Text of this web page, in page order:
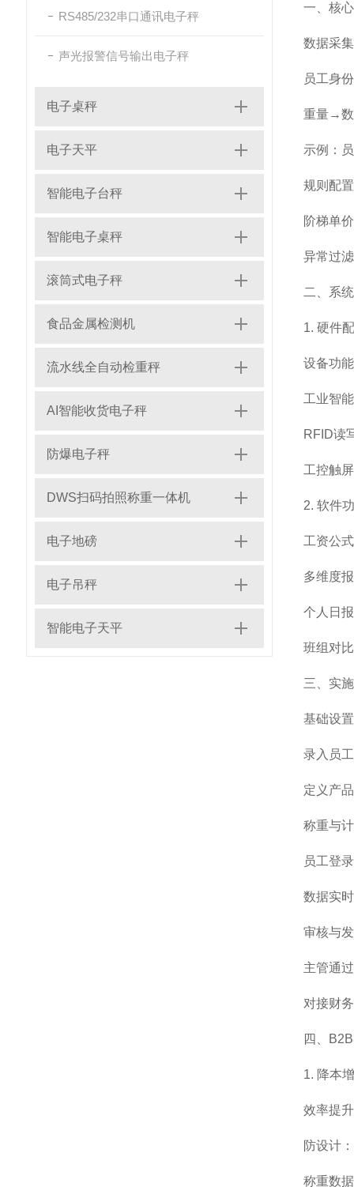
RS485/232串口通讯电子秤
声光报警信号输出电子秤
电子桌秤
电子天平
智能电子台秤
智能电子桌秤
滚筒式电子秤
食品金属检测机
流水线全自动检重秤
AI智能收货电子秤
防爆电子秤
DWS扫码拍照称重一体机
电子地磅
电子吊秤
智能电子天平
一、核
数据采集
员工身
重量→数
示例：
规则配置
阶梯单
异常过
二、系
1. 硬件
设备功能
工业智
RFID读
工控触屏
2. 软件
工资公
多维度
个人日
班组对
三、实
基础设置
录入员
定义产
称重与
员工登
数据实
审核与
主管通
对接财
四、
1. 降本
效率提
防设计：
称重数